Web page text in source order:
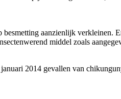
aanzienlijk verkleinen.
middel zoals
2014 gevallen van